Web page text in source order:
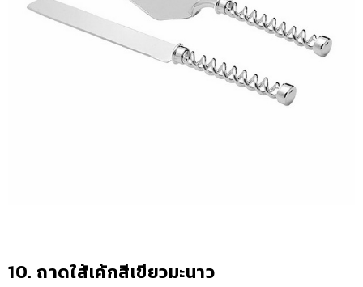
10. ถาดใส้เค้กสีเขียวมะนาว